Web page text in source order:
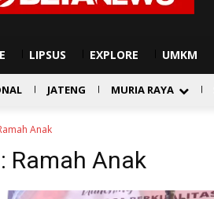
LIPSUS EXPLORE UMKM
JATENG MURIA RAYA
Anak
Ramah Anak